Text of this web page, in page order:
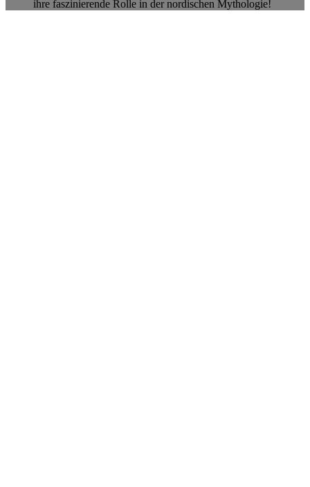
ihre faszinierende Rolle in der nordischen Mythologie!